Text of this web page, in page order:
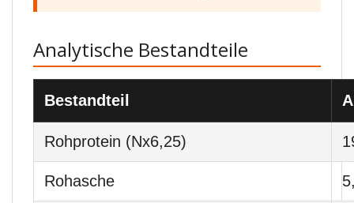
Analytische Bestandteile
Bestandteil
Rohprotein (Nx6,25)
Rohasche